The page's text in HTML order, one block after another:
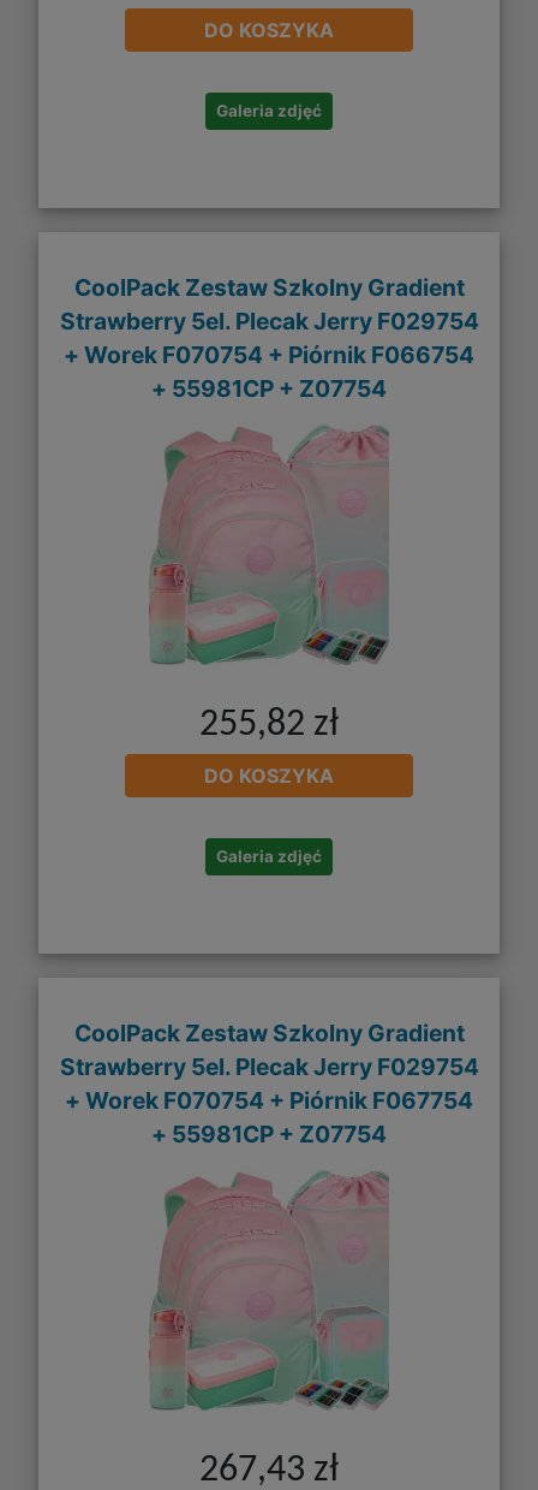
DO KOSZYKA
Galeria zdjęć
CoolPack Zestaw Szkolny Gradient
Strawberry 5el. Plecak Jerry F029754
+ Worek F070754 + Piórnik F066754
+ 55981CP + Z07754
255,82 zł
DO KOSZYKA
Galeria zdjęć
CoolPack Zestaw Szkolny Gradient
Strawberry 5el. Plecak Jerry F029754
+ Worek F070754 + Piórnik F067754
+ 55981CP + Z07754
267,43 zł